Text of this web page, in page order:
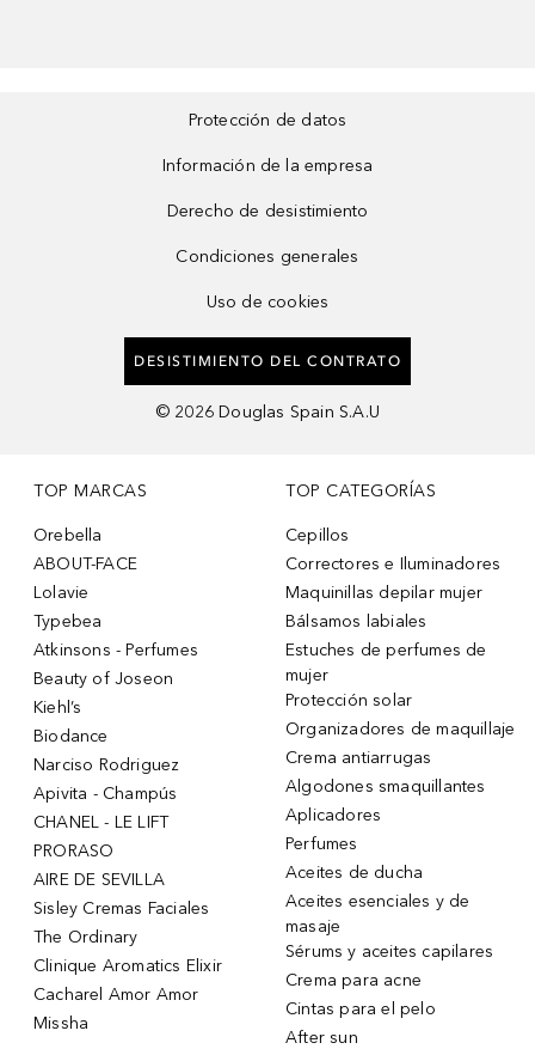
Protección de datos
Información de la empresa
Derecho de desistimiento
Condiciones generales
Uso de cookies
DESISTIMIENTO DEL CONTRATO
© 2026 Douglas Spain S.A.U
TOP MARCAS
Orebella
ABOUT-FACE
Lolavie
Typebea
Atkinsons - Perfumes
Beauty of Joseon
Kiehl’s
Biodance
Narciso Rodriguez
Apivita - Champús
CHANEL - LE LIFT
PRORASO
AIRE DE SEVILLA
Sisley Cremas Faciales
The Ordinary
Clinique Aromatics Elixir
Cacharel Amor Amor
Missha
TOP CATEGORÍAS
Cepillos
Correctores e Iluminadores
Maquinillas depilar mujer
Bálsamos labiales
Estuches de perfumes de
mujer
Protección solar
Organizadores de maquillaje
Crema antiarrugas
Algodones smaquillantes
Aplicadores
Perfumes
Aceites de ducha
Aceites esenciales y de
masaje
Sérums y aceites capilares
Crema para acne
Cintas para el pelo
After sun